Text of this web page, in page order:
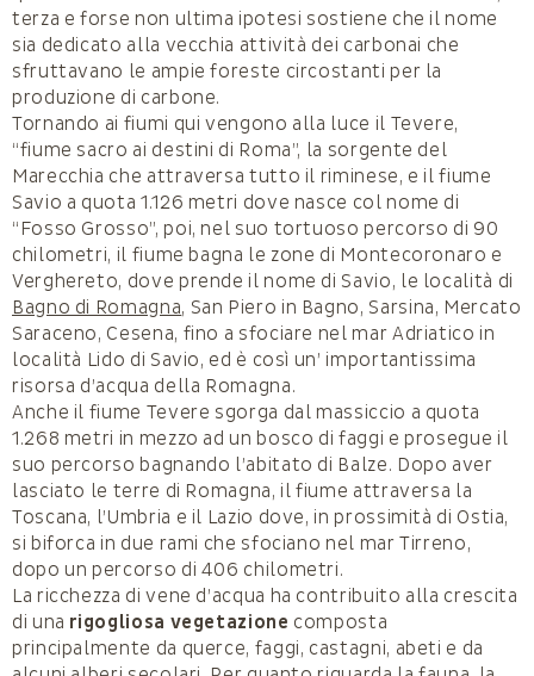
terza e forse non ultima ipotesi sostiene che il nome
sia dedicato alla vecchia attività dei carbonai che
sfruttavano le ampie foreste circostanti per la
produzione di carbone.
Tornando ai fiumi qui vengono alla luce il Tevere,
“fiume sacro ai destini di Roma”, la sorgente del
Marecchia che attraversa tutto il riminese, e il fiume
Savio a quota 1.126 metri dove nasce col nome di
“Fosso Grosso”, poi, nel suo tortuoso percorso di 90
chilometri, il fiume bagna le zone di Montecoronaro e
Verghereto, dove prende il nome di Savio, le località di
Bagno di Romagna, San Piero in Bagno, Sarsina, Mercato
Saraceno, Cesena, fino a sfociare nel mar Adriatico in
località Lido di Savio, ed è così un’ importantissima
risorsa d’acqua della Romagna.
Anche il fiume Tevere sgorga dal massiccio a quota
1.268 metri in mezzo ad un bosco di faggi e prosegue il
suo percorso bagnando l’abitato di Balze. Dopo aver
lasciato le terre di Romagna, il fiume attraversa la
Toscana, l’Umbria e il Lazio dove, in prossimità di Ostia,
si biforca in due rami che sfociano nel mar Tirreno,
dopo un percorso di 406 chilometri.
La ricchezza di vene d’acqua ha contribuito alla crescita
di una rigogliosa vegetazione composta
principalmente da querce, faggi, castagni, abeti e da